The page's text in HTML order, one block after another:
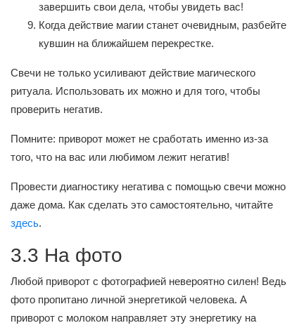
завершить свои дела, чтобы увидеть вас!
Когда действие магии станет очевидным, разбейте
кувшин на ближайшем перекрестке.
Свечи не только усиливают действие магического
ритуала. Использовать их можно и для того, чтобы
проверить негатив.
Помните: приворот может не сработать именно из-за
того, что на вас или любимом лежит негатив!
Провести диагностику негатива с помощью свечи можно
даже дома. Как сделать это самостоятельно, читайте
здесь.
3.3 На фото
Любой приворот с фотографией невероятно силен! Ведь
фото пропитано личной энергетикой человека. А
приворот с молоком направляет эту энергетику на